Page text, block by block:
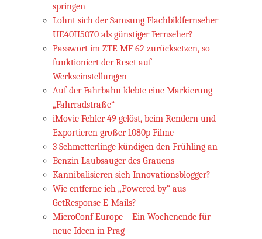
springen
Lohnt sich der Samsung Flachbildfernseher
UE40H5070 als günstiger Fernseher?
Passwort im ZTE MF 62 zurücksetzen, so
funktioniert der Reset auf
Werkseinstellungen
Auf der Fahrbahn klebte eine Markierung
„Fahrradstraße“
iMovie Fehler 49 gelöst, beim Rendern und
Exportieren großer 1080p Filme
3 Schmetterlinge kündigen den Frühling an
Benzin Laubsauger des Grauens
Kannibalisieren sich Innovationsblogger?
Wie entferne ich „Powered by“ aus
GetResponse E-Mails?
MicroConf Europe – Ein Wochenende für
neue Ideen in Prag